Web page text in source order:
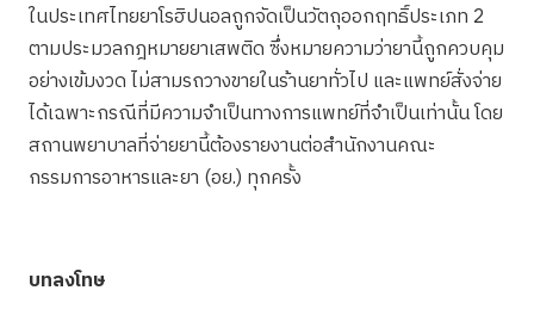
ในประเทศไทยยาโรฮิปนอลถูกจัดเป็นวัตถุออกฤทธิ์ประเภท 2
ตามประมวลกฎหมายยาเสพติด ซึ่งหมายความว่ายานี้ถูกควบคุม
อย่างเข้มงวด ไม่สามรถวางขายในร้านยาทั่วไป และแพทย์สั่งจ่าย
ได้เฉพาะกรณีที่มีความจำเป็นทางการแพทย์ที่จำเป็นเท่านั้น โดย
สถานพยาบาลที่จ่ายยานี้ต้องรายงานต่อสำนักงานคณะ
กรรมการอาหารและยา (อย.) ทุกครั้ง
บทลงโทษ